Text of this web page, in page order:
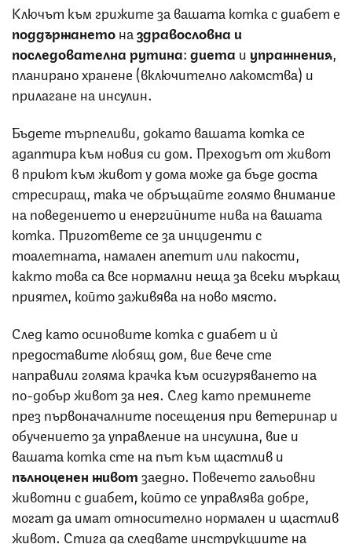
Ключът към грижите за вашата котка с диабет е
поддържанетоназдравословна и
последователна рутина:диета и упражнения
планирано хранене (включително лакомства) и
прилагане на инсулин.
Бъдете търпеливи, докато вашата котка се
адаптира към новия си дом. Преходът от живот
в приют към живот у дома може да бъде доста
стресиращ, така че обръщайте голямо внимание
на поведението и енергийните нива на вашата
котка. Пригответе се за инциденти с
тоалетната, намален апетит или пакости,
както това са все нормални неща за всеки мъркащ
приятел, който заживява на ново място.
След като осиновите котка с диабет и ѝ
предоставите любящ дом, вие вече сте
направили голяма крачка към осигуряването на
по-добър живот за нея. След като преминете
през първоначалните посещения при ветеринар и
обучението за управление на инсулина, вие и
вашата котка сте на път към щастлив и
пълноценен животзаедно. Повечето гальовни
животни с диабет, който се управлява добре,
могат да имат относително нормален и щастлив
живот. Стига да следвате инструкциите на